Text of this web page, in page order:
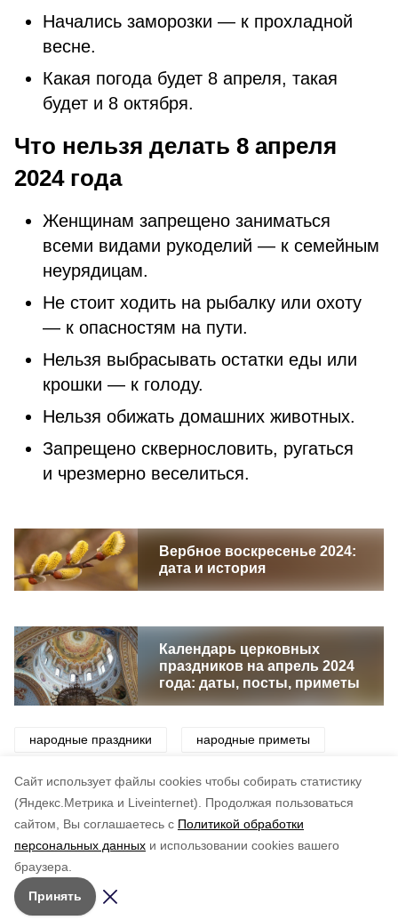
Cайт использует файлы cookies чтобы собирать статистику
(Яндекс.Метрика и Liveinternet).
Продолжая пользоваться
сайтом, Вы соглашаетесь с Политикой обработки
персональных данных и использовании cookies вашего
браузера.
Принять
Начались заморозки — к прохладной
весне.
Какая погода будет 8 апреля, такая
будет и 8 октября.
Что нельзя делать 8 апреля
2024 года
Женщинам запрещено заниматься
всеми видами рукоделий — к семейным
неурядицам.
Не стоит ходить на рыбалку или охоту
— к опасностям на пути.
Нельзя выбрасывать остатки еды или
крошки — к голоду.
Нельзя обижать домашних животных.
Запрещено сквернословить, ругаться
и чрезмерно веселиться.
Вербное воскресенье 2024:
дата и история
Календарь церковных
праздников на апрель 2024
года: даты, посты, приметы
народные праздники народные приметы
приметы праздники традиции
по оценке
5